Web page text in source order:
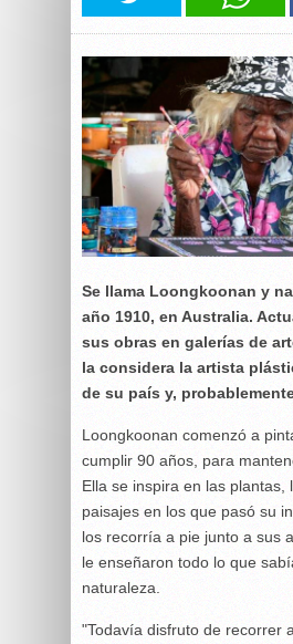
Se llama Loongkoonan y
año 1910, en Australia.
sus obras en galerías de
la considera la artista
de su país y,
Loongkoonan comenzó a
cumplir 90 años, para
Ella se inspira en las plantas,
paisajes en los que pasó su
los recorría a pie junto a sus
le enseñaron todo lo que
naturaleza.
"Todavía disfruto de recorrer